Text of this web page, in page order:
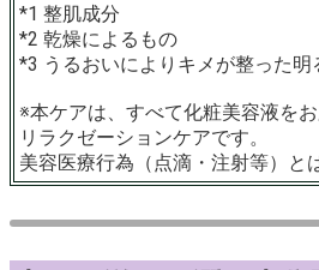
*1 整肌成分
*2 乾燥によるもの
*3 うるおいによりキメが整った明
※本ケアは、すべて化粧美容液を
リラクゼーションケアです。
美容医療行為（点滴・注射等）と